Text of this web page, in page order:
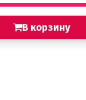
В корзину